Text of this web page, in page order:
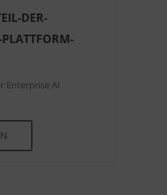
DER-
PLATTFORM-
Enterprise AI